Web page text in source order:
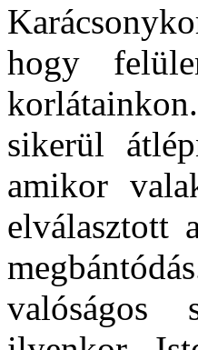
hogy
sikerül
amikor
valóságos